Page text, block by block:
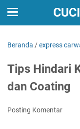
Beranda /express
Tips Hindari
dan Coating
Posting Komentar